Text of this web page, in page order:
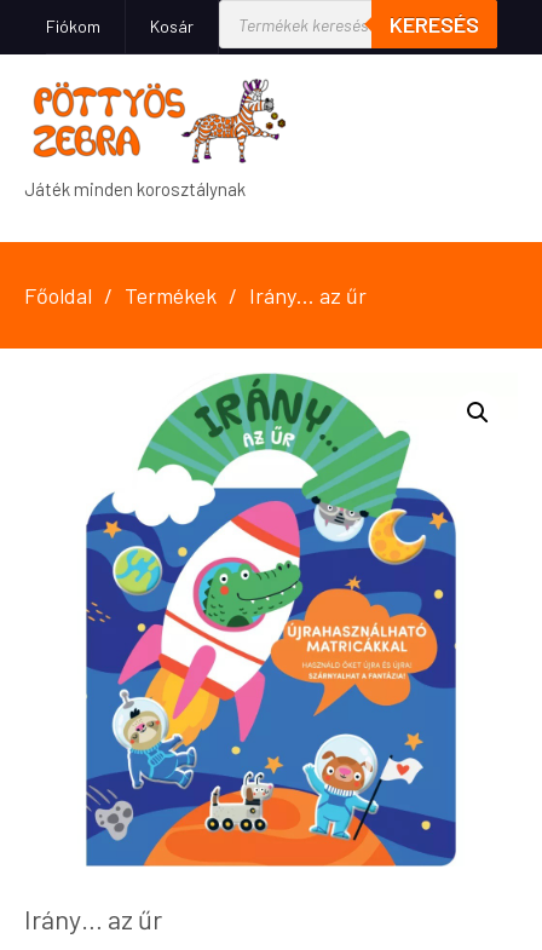
Fiókom Kosár KERESÉS
Játék minden korosztálynak
Főoldal Termékek Irány… az űr
Irány… az űr